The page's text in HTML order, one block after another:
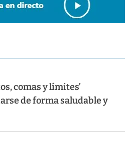
comas y límites’
de forma saludable y